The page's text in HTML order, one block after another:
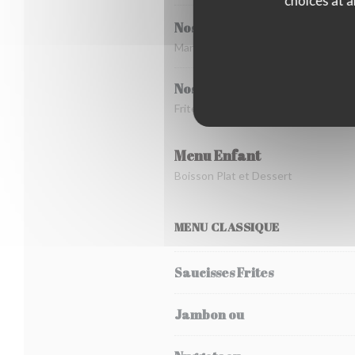
Nos Sauces
Maroilles, poivre, moutarde à
Nos accompagnements
Frites, pommes de terre grenailles,
Menu Enfant
Boisson Plat et Dessert
MENU CLASSIQUE
Saucisses Frites
Jambon ou